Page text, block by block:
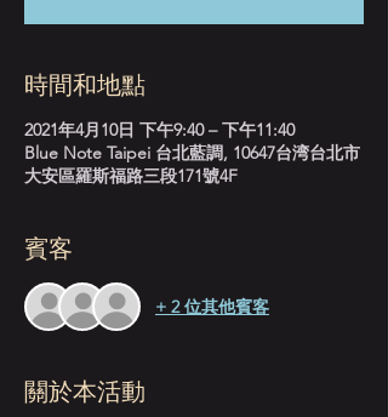
時間和地點
2021年4月10日 下午9:40 – 下午11:40
Blue Note Taipei 台北藍調, 10647台湾台北市
大安區羅斯福路三段171號4F
賓客
+ 2 位其他賓客
關於本活動